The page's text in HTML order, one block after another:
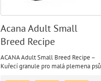
Acana Adult Small
Breed Recipe
ACANA Adult Small Breed Recipe –
Kuřecí granule pro malá plemena psů